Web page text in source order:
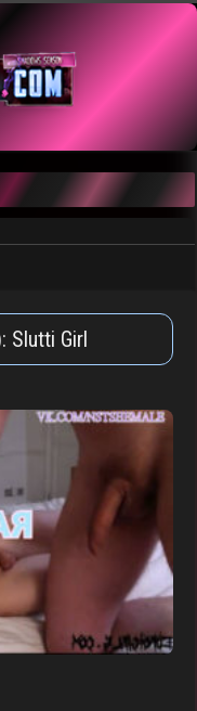
откртытого
Slutti Girl